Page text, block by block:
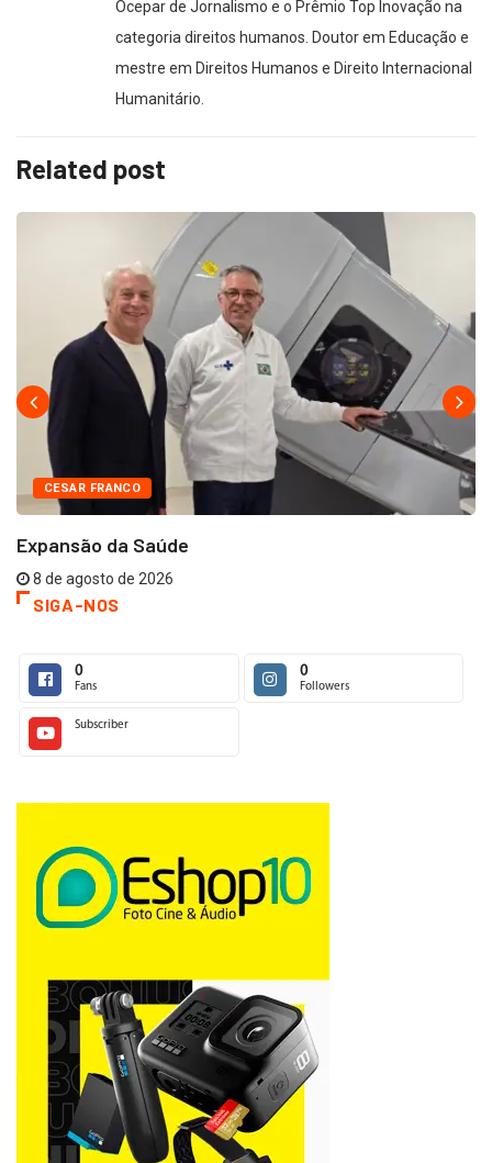
Ocepar de Jornalismo e o Prêmio Top Inovação na
categoria direitos humanos. Doutor em Educação e
mestre em Direitos Humanos e Direito Internacional
Humanitário.
Related post
CESAR FRANCO
Expansão da Saúde
8 de agosto de 2026
SIGA-NOS
0
Fans
0
Followers
Subscriber